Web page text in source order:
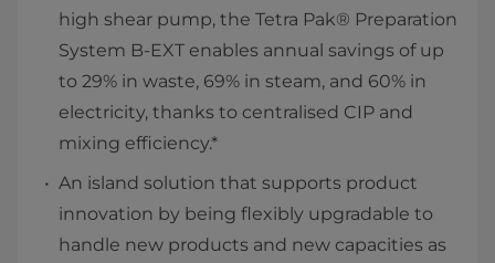
high shear pump, the Tetra Pak® Preparation
System B-EXT enables annual savings of up
to 29% in waste, 69% in steam, and 60% in
electricity, thanks to centralised CIP and
mixing efficiency.*
An island solution that supports product
innovation by being flexibly upgradable to
handle new products and new capacities as